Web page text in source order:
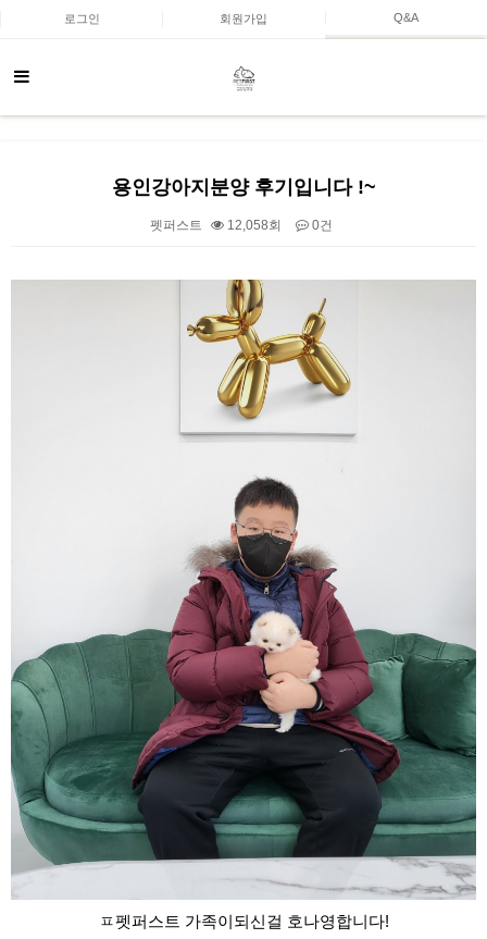
로그인 회원가입 Q&A
용인강아지분양 후기입니다 !~
펫퍼스트 12,058회 0건
본문
ㅍ펫퍼스트 가족이되신걸 호나영합니다!